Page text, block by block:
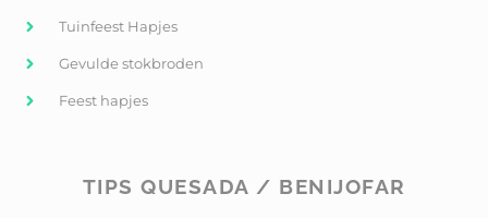
Tuinfeest Hapjes
Gevulde stokbroden
Feest hapjes
TIPS QUESADA / BENIJOFAR